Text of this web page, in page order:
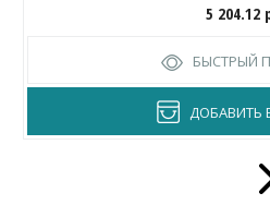
5 204.12
БЫСТРЫЙ
ДОБАВИТЬ